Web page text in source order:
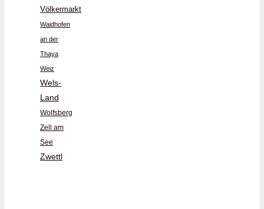
Völkermarkt
Waidhofen
an der
Thaya
Weiz
Wels-
Land
Wolfsberg
Zell am
See
Zwettl